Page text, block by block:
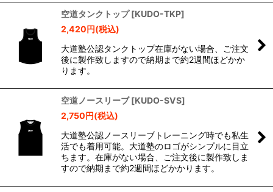
空道タンクトップ [KUDO-TKP]
2,420円(税込)
大道塾公認タンクトップ在庫がない場合、ご注文
後に製作致しますので納期まで約2週間ほどかか
ります。
空道ノースリーブ [KUDO-SVS]
2,750円(税込)
大道塾公認ノースリーブトレーニング時でも私生
活でも着用可能。大道塾のロゴがシンプルに目立
ちます。在庫がない場合、ご注文後に製作致しま
すので納期まで約2週間ほどかかります。